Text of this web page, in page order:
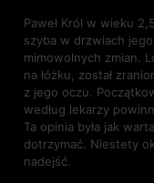
Paweł Król w wieku
szyba w drzwiach
mimowolnych zmian.
na łóżku, został
z jego oczu.
według lekarzy
Ta opinia była jak
dotrzymać. Niestety
nadejść.